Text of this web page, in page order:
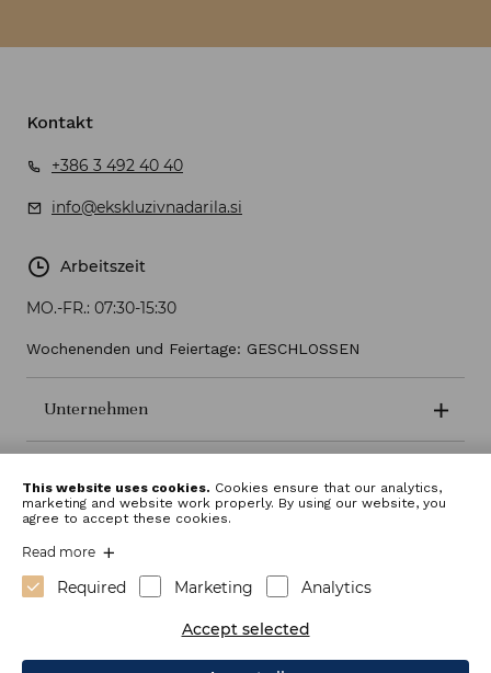
Kontakt
+386 3 492 40 40
info@ekskluzivnadarila.si
Arbeitszeit
MO.-FR.: 07:30-15:30
Wochenenden und Feiertage: GESCHLOSSEN
Unternehmen
This website uses cookies. Cookies ensure that our analytics,
marketing and website work properly. By using our website, you
agree to accept these cookies.
Read more
Required Marketing Analytics
Accept selected